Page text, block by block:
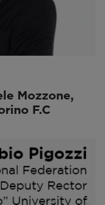
Mozzone,
F.C